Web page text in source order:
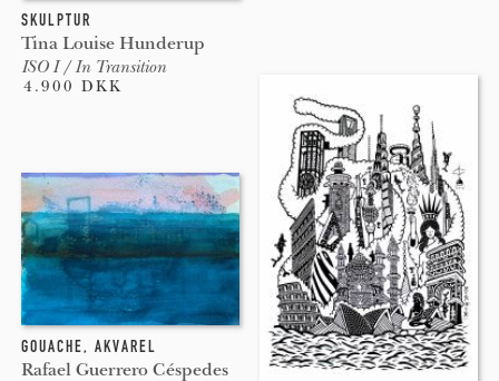
SKULPTUR
Tina Louise Hunderup
ISO I / In Transition
4.900 DKK
GOUACHE, AKVAREL
Rafael Guerrero Céspedes